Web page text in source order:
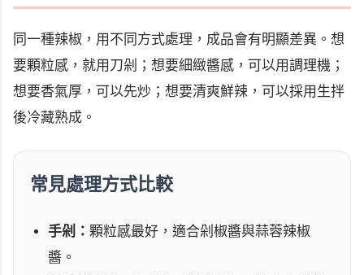
同一種辣椒，用不同方式處理，成品會有明顯差異。想
要顆粒感，就用刀剁；想要細緻醬感，可以用調理機；
想要香氣厚，可以先炒；想要清爽鮮辣，可以採用生拌
後冷藏熟成。
常見處理方式比較
手剁： 顆粒感最好，適合剁椒醬與蒜蓉辣椒
醬。